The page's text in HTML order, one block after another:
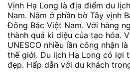
Vịnh Hạ Long là địa điểm du
Nam. Nằm ở phần bờ Tây vịnh
Đông Bắc Việt Nam. Với hàng
thành quả kì diệu của tạo hóa.
UNESCO nhiều lần công nhận
thế giới. Du lịch Hạ Long có lợi
đẹp. Hấp dẫn với du khách